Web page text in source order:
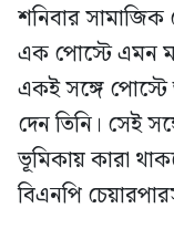
শনিবার
এক পোস্টে এমন
একই সঙ্গে
দেন তিনি। সেই
ভূমিকায় কারা
বিএনপি